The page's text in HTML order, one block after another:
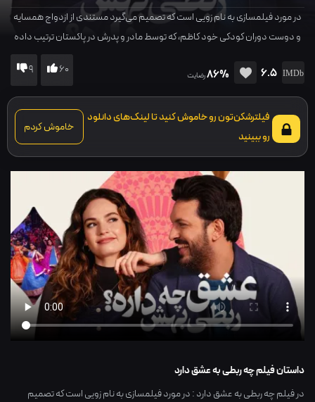
در مورد فیلمسازی به نام زویی است که تصمیم می‌گیرد مستندی از ازدواج همسایه
و دوست دوران کودکی خود کاظم، که توسط مادر و پدرش در پاکستان ترتیب داده
6.5
86%رضایت 60
9
فیلترشکن‌تون رو خاموش کنید تا لینک‌های دانلود
رو ببینید
خاموش کردم
داستان فیلم چه ربطی به عشق دارد
در فیلم چه ربطی به عشق دارد : در مورد فیلمسازی به نام زویی است که تصمیم